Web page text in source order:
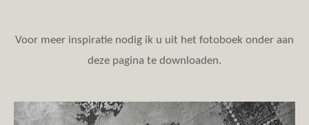
Voor meer inspiratie nodig ik u uit het fotoboek onder aan
deze pagina te downloaden.